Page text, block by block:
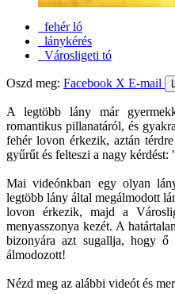
fehér ló
lánykérés
Városligeti tó
Oszd meg: Facebook X E-mail
A legtöbb lány már
romantikus pillanatáról, és
fehér lovon érkezik, aztán
gyűrűt és felteszi a nagy kérdést:
Mai videónkban egy olyan
legtöbb lány által megálmodott
lovon érkezik, majd a
menyasszonya kezét. A
bizonyára azt sugallja, hogy
álmodozott!
Nézd meg az alábbi videót és